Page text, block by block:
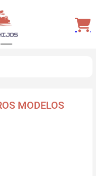
MODELOS